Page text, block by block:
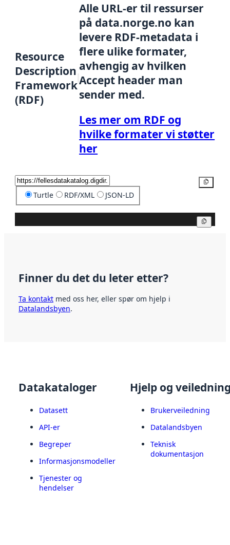
Resource
Description
Framework
(RDF)
Alle URL-er til ressurser
på data.norge.no kan
levere RDF-metadata i
flere ulike formater,
avhengig av hvilken
Accept header man
sender med.
Les mer om RDF og
hvilke formater vi støtter
her
Turtle RDF/XML JSON-LD
Finner du det du leter etter?
Ta kontakt med oss her, eller spør om hjelp i
Datalandsbyen.
Datakataloger
Datasett
API-er
Begreper
Informasjonsmodeller
Tjenester og
hendelser
Hjelp og
Brukerveiledning
Datalandsbyen
Teknisk
dokumentasjon